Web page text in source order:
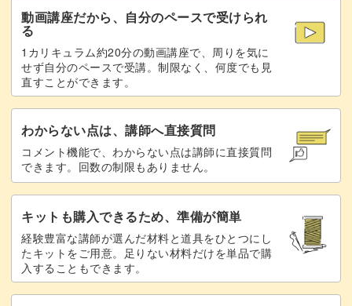
動画講座だから、自分のペースで受けられ
る
1カリキュラム約20分の動画講座で、周りを気に
せず自分のペースで受講。制限なく、何度でも見
直すことができます。
わからない点は、講師へ直接質問
コメント機能で、わからない点は講師に直接質問
できます。回数の制限もありません。
キットも購入できるため、準備が簡単
経験豊富な講師が選んだ材料と道具をひとつにし
たキットをご用意。足りない材料だけを単品で購
入することもできます。